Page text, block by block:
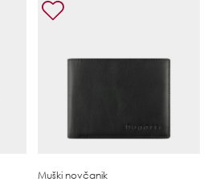
Muški novčanik